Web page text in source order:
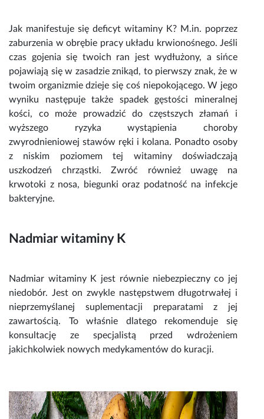
Jak manifestuje się deficyt witaminy K? M.in. poprzez
zaburzenia w obrębie pracy układu krwionośnego. Jeśli
czas gojenia się twoich ran jest wydłużony, a sińce
pojawiają się w zasadzie znikąd, to pierwszy znak, że w
twoim organizmie dzieje się coś niepokojącego. W jego
wyniku następuje także spadek gęstości mineralnej
kości, co może prowadzić do częstszych złamań i
wyższego ryzyka wystąpienia choroby
zwyrodnieniowej stawów ręki i kolana. Ponadto osoby
z niskim poziomem tej witaminy doświadczają
uszkodzeń chrząstki. Zwróć również uwagę na
krwotoki z nosa, biegunki oraz podatność na infekcje
bakteryjne.
Nadmiar witaminy K
Nadmiar witaminy K jest równie niebezpieczny co jej
niedobór. Jest on zwykle następstwem długotrwałej i
nieprzemyślanej suplementacji preparatami z jej
zawartością. To właśnie dlatego rekomenduje się
konsultację ze specjalistą przed wdrożeniem
jakichkolwiek nowych medykamentów do kuracji.